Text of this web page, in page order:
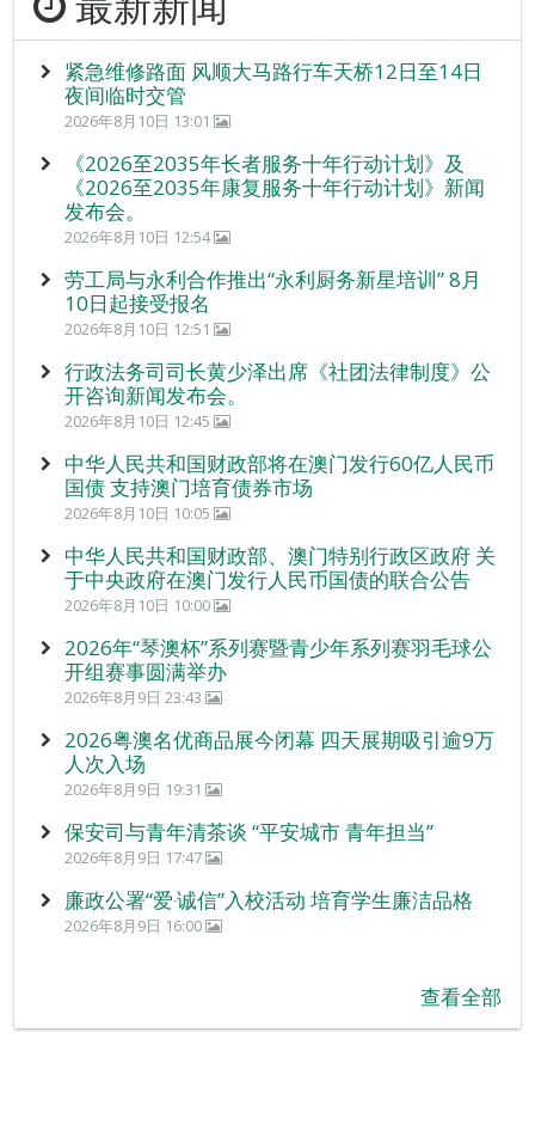
紧急维修路面 风顺大马路行车天桥12日至14日
夜间临时交管
2026年8月10日 13:01
《2026至2035年长者服务十年行动计划》及
《2026至2035年康复服务十年行动计划》新闻
发布会。
2026年8月10日 12:54
劳工局与永利合作推出“永利厨务新星培训” 8月
10日起接受报名
2026年8月10日 12:51
行政法务司司长黄少泽出席《社团法律制度》公
开咨询新闻发布会。
2026年8月10日 12:45
中华人民共和国财政部将在澳门发行60亿人民币
国债 支持澳门培育债券市场
2026年8月10日 10:05
中华人民共和国财政部、澳门特别行政区政府 关
于中央政府在澳门发行人民币国债的联合公告
2026年8月10日 10:00
2026年“琴澳杯”系列赛暨青少年系列赛羽毛球公
开组赛事圆满举办
2026年8月9日 23:43
2026粤澳名优商品展今闭幕 四天展期吸引逾9万
人次入场
2026年8月9日 19:31
保安司与青年清茶谈 “平安城市 青年担当”
2026年8月9日 17:47
廉政公署“爱‧诚信”入校活动 培育学生廉洁品格
2026年8月9日 16:00
查看全部